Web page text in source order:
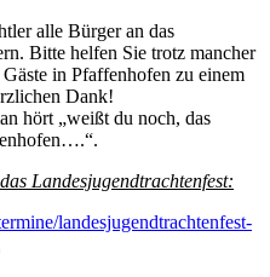
alle Bürger an das
Bitte helfen Sie trotz mancher
in Pfaffenhofen zu einem
Dank!
hört „weißt du noch, das
Landesjugendtrachtenfest:
landesjugendtrachtenfest-